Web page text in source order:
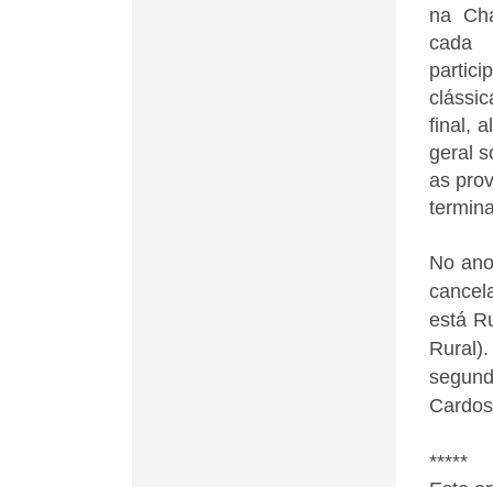
na
final,
geral
as
No
está
*****